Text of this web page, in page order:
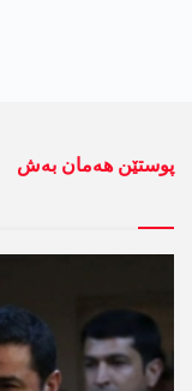
پوستێن ھەمان بەش